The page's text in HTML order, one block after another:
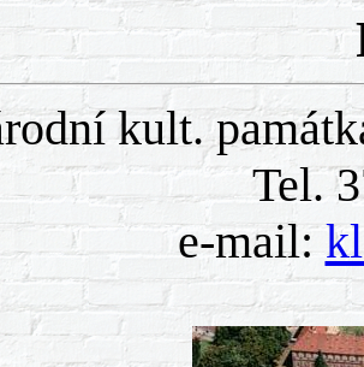
kult.
Tel.
e-mail: